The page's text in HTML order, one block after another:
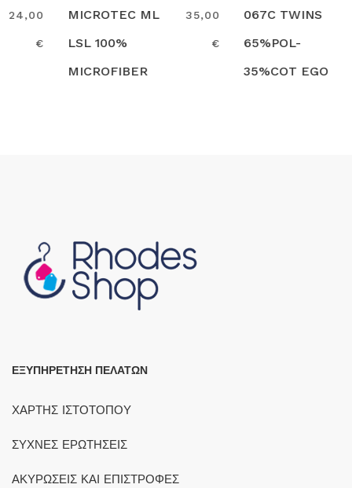
MICROTEC ML
LSL 100%
MICROFIBER
35,00
067C TWINS
65%POL-
35%COT EGO
34,50
ΕΞΥΠΗΡΕΤΗΣΗ ΠΕΛΑΤΩΝ
ΧΑΡΤΗΣ ΙΣΤΟΤΟΠΟΥ
ΣΥΧΝΕΣ ΕΡΩΤΗΣΕΙΣ
ΑΚΥΡΩΣΕΙΣ ΚΑΙ ΕΠΙΣΤΡΟΦΕΣ